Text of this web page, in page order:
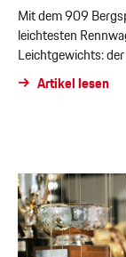
Mit dem 909
leichtesten
Leichtgewichts:
Artikel lesen